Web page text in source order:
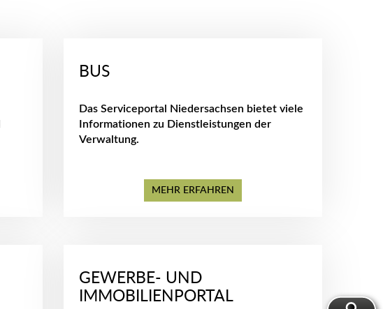
BUS
Das Serviceportal Niedersachsen bietet viele
Informationen zu Dienstleistungen der
Verwaltung.
MEHR ERFAHREN
GEWERBE- UND
IMMOBILIENPORTAL